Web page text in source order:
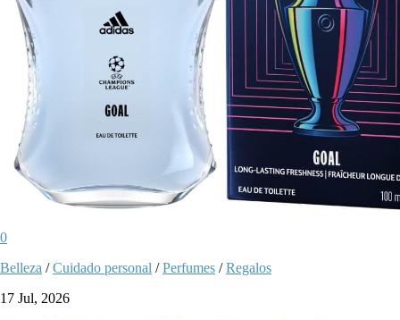
0
Belleza /Cuidado personal /Perfumes /Regalos
17 Jul, 2026